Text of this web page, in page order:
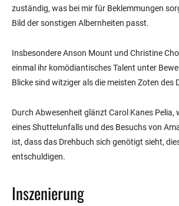
zuständig, was bei mir für Beklemmungen
Bild der sonstigen Albernheiten passt.
Insbesondere Anson Mount und Christine
einmal ihr komödiantisches Talent unter
Blicke sind witziger als die meisten Zoten des
Durch Abwesenheit glänzt Carol Kanes Pelia,
eines Shuttelunfalls und des Besuchs von
ist, dass das Drehbuch sich genötigt sieht,
entschuldigen.
Inszenierung